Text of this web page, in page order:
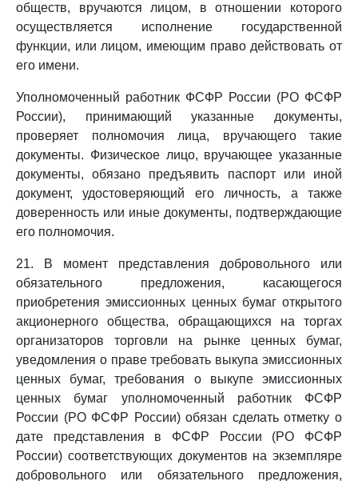
обществ, вручаются лицом, в отношении которого
осуществляется исполнение государственной
функции, или лицом, имеющим право действовать от
его имени.
Уполномоченный работник ФСФР России (РО ФСФР
России), принимающий указанные документы,
проверяет полномочия лица, вручающего такие
документы. Физическое лицо, вручающее указанные
документы, обязано предъявить паспорт или иной
документ, удостоверяющий его личность, а также
доверенность или иные документы, подтверждающие
его полномочия.
21. В момент представления добровольного или
обязательного предложения, касающегося
приобретения эмиссионных ценных бумаг открытого
акционерного общества, обращающихся на торгах
организаторов торговли на рынке ценных бумаг,
уведомления о праве требовать выкупа эмиссионных
ценных бумаг, требования о выкупе эмиссионных
ценных бумаг уполномоченный работник ФСФР
России (РО ФСФР России) обязан сделать отметку о
дате представления в ФСФР России (РО ФСФР
России) соответствующих документов на экземпляре
добровольного или обязательного предложения,